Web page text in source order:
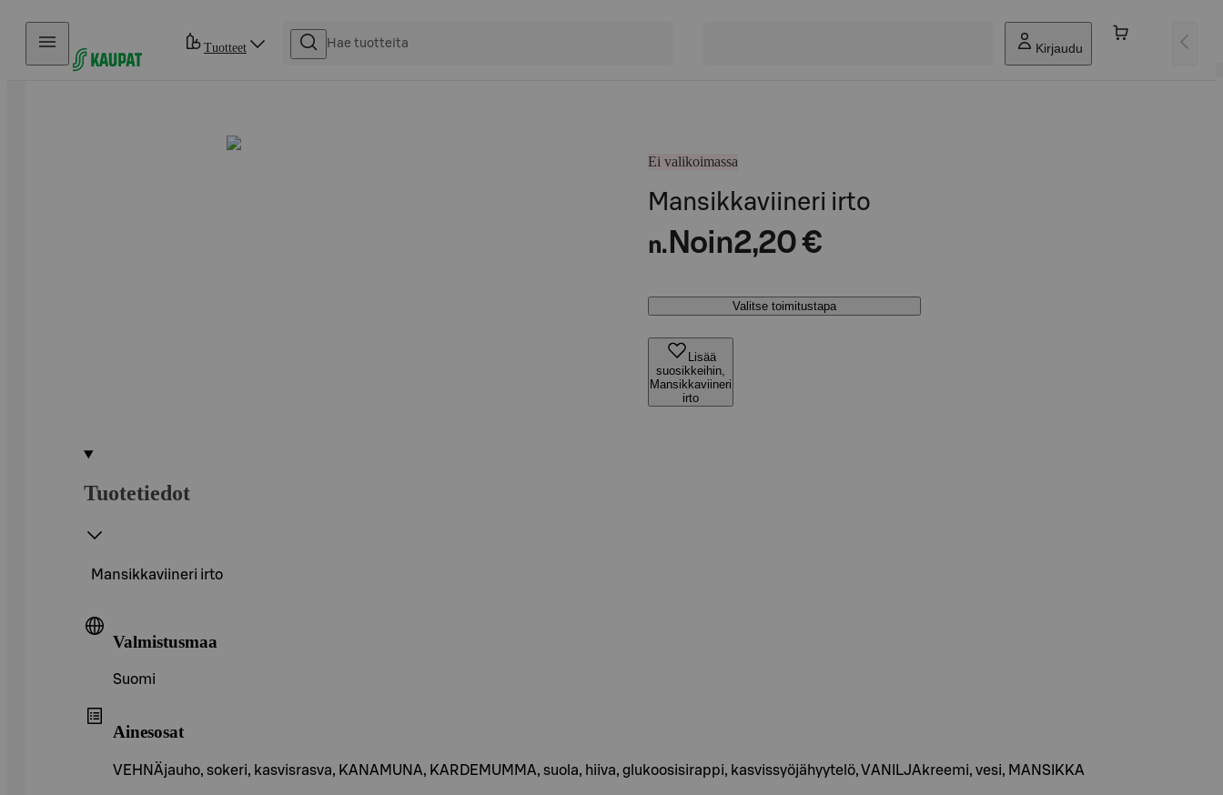
Hyppää sisältöön
Tuotteet Kirjaudu
Ei valikoimassa
Mansikkaviineri irto
n. Noin2,20 €
Valitse toimitustapa
Lisää
suosikkeihin,
Mansikkaviineri
irto
Tuotetiedot
Mansikkaviineri irto
Valmistusmaa
Suomi
Ainesosat
VEHNÄjauho, sokeri, kasvisrasva, KANAMUNA, KARDEMUMMA, suola, hiiva, glukoosisirappi, kasvissyöjähyytelö, VANILJAkreemi, vesi, MANSIKKA